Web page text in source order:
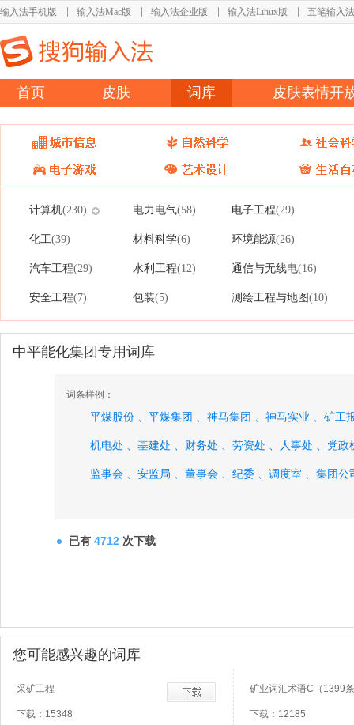
输入法手机版 输入法Mac版 输入法企业版 输入法Linux版 五笔输入法
首页 皮肤 词库 皮肤表情开
计算机(230) 电力电气(58) 电子工程(29)
化工(39) 材料科学(6) 环境能源(26)
汽车工程(29) 水利工程(12) 通信与无线电(16)
安全工程(7) 包装(5) 测绘工程与地图(10)
中平能化集团专用词库
词条样例：
平煤股份 、 平煤集团 、 神马集团 、 神马实业 、 矿工
机电处 、 基建处 、 财务处 、 劳资处 、 人事处 、 党政
监事会 、 安监局 、 董事会 、 纪委 、 调度室 、 集团公
已有 4712 次下载
您可能感兴趣的词库
采矿工程
下载：15348
矿业词汇术语C（1399
下载：12185